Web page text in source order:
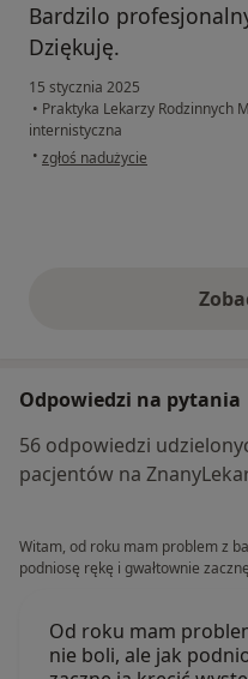
Bardzilo
Dziękuję.
15 stycznia 2025
• Praktyka Lekarzy Rodzinnych
internistyczna
• w opinii użytkownika Magdalena
zgłoś nadużycie
Odpowiedzi na pytania
56 odpowiedzi
pacjentów na
Witam, od roku mam problem z
podniosę rękę i gwałtownie zacznę
Od roku mam
nie boli, ale jak